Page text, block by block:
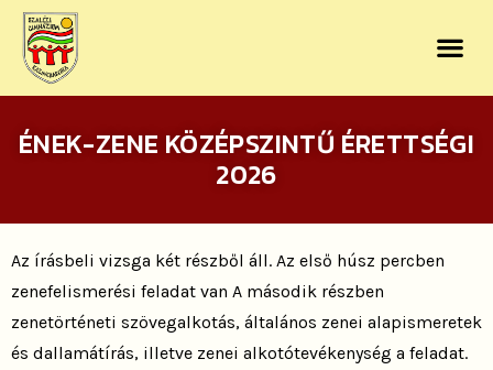
ÉNEK-ZENE KÖZÉPSZINTŰ ÉRETTSÉGI
2026
Az írásbeli vizsga két részből áll. Az első húsz percben
zenefelismerési feladat van A második részben
zenetörténeti szövegalkotás, általános zenei alapismeretek
és dallamátírás, illetve zenei alkotótevékenység a feladat.